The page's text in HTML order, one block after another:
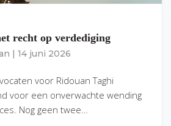
recht op verdediging
14 juni 2026
voor Ridouan Taghi
voor een onverwachte wending
Nog geen twee…